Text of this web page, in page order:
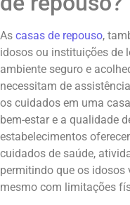
As casas de repouso,
idosos ou instituições de
ambiente seguro e
necessitam de
os cuidados em uma
bem-estar e a qualidade
estabelecimentos
cuidados de saúde,
permitindo que os
mesmo com limitações